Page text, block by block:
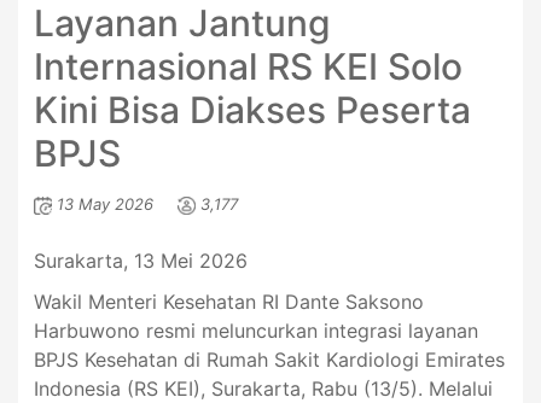
Layanan Jantung
Internasional RS KEI Solo
Kini Bisa Diakses Peserta
BPJS
13 May 2026 3,177
Surakarta, 13 Mei 2026
Wakil Menteri Kesehatan RI Dante Saksono
Harbuwono resmi meluncurkan integrasi layanan
BPJS Kesehatan di Rumah Sakit Kardiologi Emirates
Indonesia (RS KEI), Surakarta, Rabu (13/5). Melalui